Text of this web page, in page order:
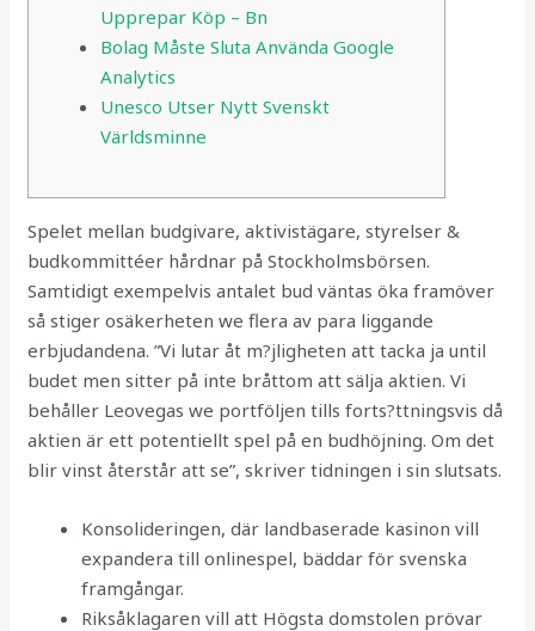
Upprepar Köp – Bn
Bolag Måste Sluta Använda Google
Analytics
Unesco Utser Nytt Svenskt
Världsminne
Spelet mellan budgivare, aktivistägare, styrelser &
budkommittéer hårdnar på Stockholmsbörsen.
Samtidigt exempelvis antalet bud väntas öka framöver
så stiger osäkerheten we flera av para liggande
erbjudandena. ”Vi lutar åt m?jligheten att tacka ja until
budet men sitter på inte bråttom att sälja aktien. Vi
behåller Leovegas we portföljen tills forts?ttningsvis då
aktien är ett potentiellt spel på en budhöjning. Om det
blir vinst återstår att se”, skriver tidningen i sin slutsats.
Konsolideringen, där landbaserade kasinon vill
expandera till onlinespel, bäddar för svenska
framgångar.
Riksåklagaren vill att Högsta domstolen prövar